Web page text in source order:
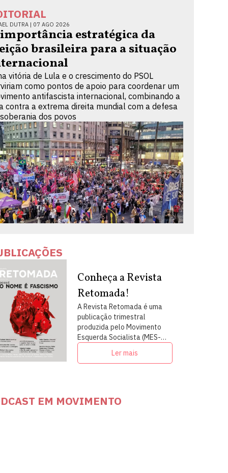
DUTRA | 07 AGO 2026
estratégica da
brasileira para a situação
vitória de Lula e o crescimento do PSOL
como pontos de apoio para coordenar um
antifascista internacional, combinando a
contra a extrema direita mundial com a defesa
dos povos
Conheça a Revista
Retomada!
A Revista Retomada é uma
publicação trimestral
produzida pelo Movimento
Esquerda Socialista (MES-
intelectuais, militantes e
Ler mais
EM MOVIMENTO